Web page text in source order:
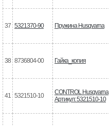
37 5321370-90 Пружина Husqvarna
38 8736804-00 Гайка_копия
41 5321510-10
CONTROL Husqvarna
Артикул: 5321510-10